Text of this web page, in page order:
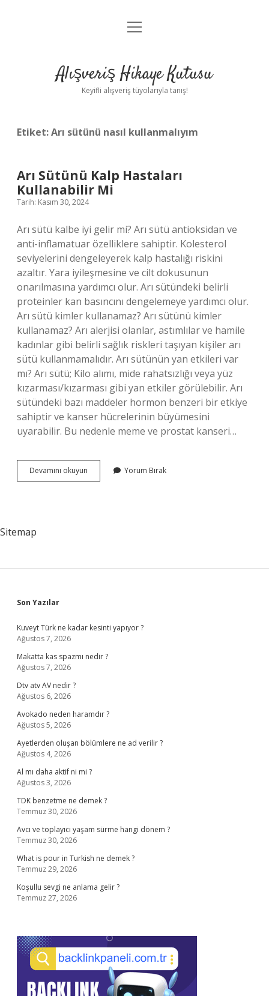
Anasayfa
Yasal Uyarı
menüyü
Alışveriş Hikaye Kutusu
Keyifli alışveriş tüyolarıyla tanış!
Etiket:Arı sütünü nasıl kullanmalıyım
Arı Sütünü Kalp Hastaları
Kullanabilir Mi
Tarih: Kasım 30, 2024
Arı sütü kalbe iyi gelir mi? Arı sütü antioksidan ve
anti-inflamatuar özelliklere sahiptir. Kolesterol
seviyelerini dengeleyerek kalp hastalığı riskini
azaltır. Yara iyileşmesine ve cilt dokusunun
onarılmasına yardımcı olur. Arı sütündeki belirli
proteinler kan basıncını dengelemeye yardımcı olur.
Arı sütü kimler kullanamaz? Arı sütünü kimler
kullanamaz? Arı alerjisi olanlar, astımlılar ve hamile
kadınlar gibi belirli sağlık riskleri taşıyan kişiler arı
sütü kullanmamalıdır. Arı sütünün yan etkileri var
mı? Arı sütü; Kilo alımı, mide rahatsızlığı veya yüz
kızarması/kızarması gibi yan etkiler görülebilir. Arı
sütündeki bazı maddeler hormon benzeri bir etkiye
sahiptir ve kanser hücrelerinin büyümesini
uyarabilir. Bu nedenle meme ve prostat kanseri…
Devamını okuyun
Sütünü
Yorum Bırak
Sitemap
Sidebar
Son Yazılar
Kuveyt Türk ne kadar kesinti yapıyor ?
Ağustos 7, 2026
Makatta kas spazmı nedir ?
Ağustos 7, 2026
Dtv atv AV nedir ?
Ağustos 6, 2026
Avokado neden haramdır ?
Ağustos 5, 2026
Ayetlerden oluşan bölümlere ne ad verilir ?
Ağustos 4, 2026
Al mı daha aktif ni mi ?
Ağustos 3, 2026
TDK benzetme ne demek ?
Temmuz 30, 2026
Avcı ve toplayıcı yaşam sürme hangi dönem ?
Temmuz 30, 2026
What is pour in Turkish ne demek ?
Temmuz 29, 2026
Koşullu sevgi ne anlama gelir ?
Temmuz 27, 2026